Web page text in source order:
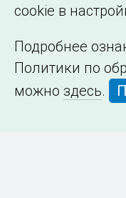
cookie в
Подробнее
Политики по
можно здесь.